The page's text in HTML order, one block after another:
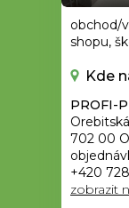
obchod/
shopu,
Kde
PROFI-
Orebitská
702 00
+420
zobrazit